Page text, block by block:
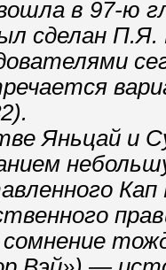
в 97-ю
сделан
Яньцай и